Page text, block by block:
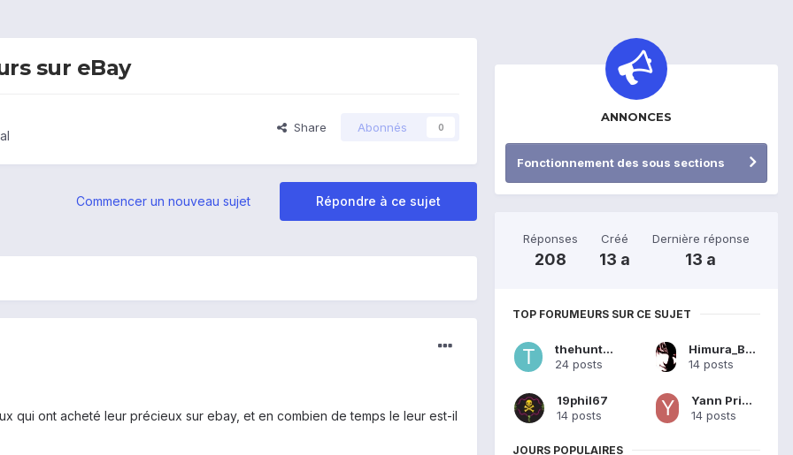
sur eBay
Share Abonnés 0
Répondre à ce sujet
Commencer un nouveau sujet
qui ont acheté leur précieux sur ebay, et en combien de temps le leur est-il
ANNONCES
Fonctionnement des sous sections
Réponses
208
Créé
13 a
Dernière réponse
13 a
TOP FORUMEURS SUR CE SUJET
thehunt33r
24 posts
Himura_Battousai
14 posts
19phil67
14 posts
Yann Pringault
14 posts
JOURS POPULAIRES